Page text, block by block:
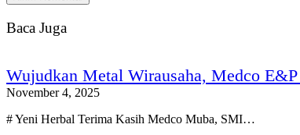
Baca Juga
Wujudkan Metal Wirausaha, Medco
November 4, 2025
# Yeni Herbal Terima Kasih Medco Muba, SMI…